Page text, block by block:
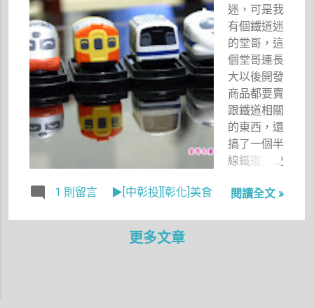
「Jessica
不是要跟妳
一起去
嗎？」
「她有先生
啊，難道，
一起睡
嗎？」
「喔喔。」
迷，可是我
有個鐵道迷
的堂哥，這
個堂哥連長
大以後開發
商品都要賣
跟鐵道相關
的東西，還
搞了一個半
線鐵道文史
跟鐵道相關
1 則留言 ▶[中彰投][彰化]美食 閱讀全文 »
更多文章